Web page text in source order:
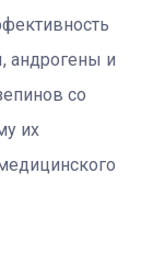
андрогены и
со
их